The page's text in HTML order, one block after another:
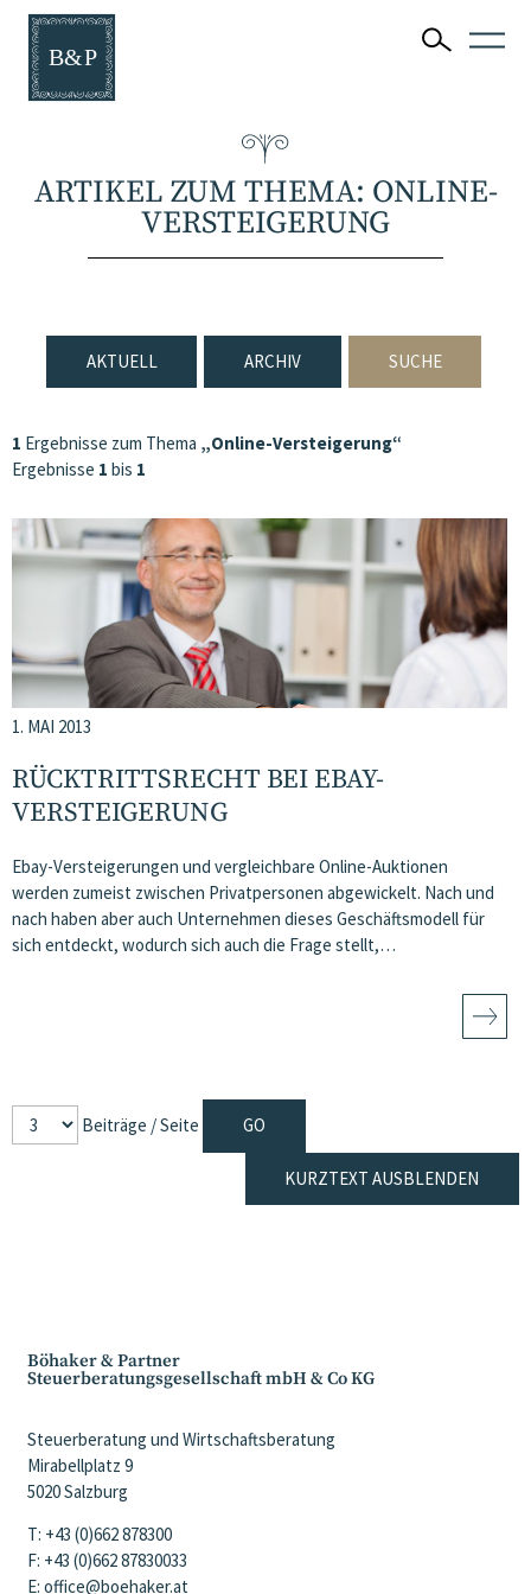
ARTIKEL ZUM THEMA: ONLINE-
VERSTEIGERUNG
AKTUELL ARCHIV SUCHE
1 Ergebnisse zum Thema „Online-Versteigerung“
Ergebnisse 1 bis 1
1. MAI 2013
RÜCKTRITTSRECHT BEI EBAY-
VERSTEIGERUNG
Ebay-Versteigerungen und vergleichbare Online-Auktionen
werden zumeist zwischen Privatpersonen abgewickelt. Nach und
nach haben aber auch Unternehmen dieses Geschäftsmodell für
sich entdeckt, wodurch sich auch die Frage stellt,…
Beiträge / Seite
KURZTEXT AUSBLENDEN
Böhaker & Partner
Steuerberatungsgesellschaft mbH & Co KG
Steuerberatung und Wirtschaftsberatung
Mirabellplatz 9
5020 Salzburg
T: +43 (0)662 878300
F: +43 (0)662 87830033
E: office@boehaker.at